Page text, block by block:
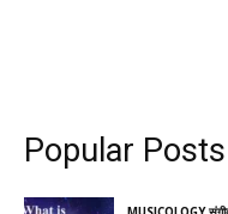
Popular Posts